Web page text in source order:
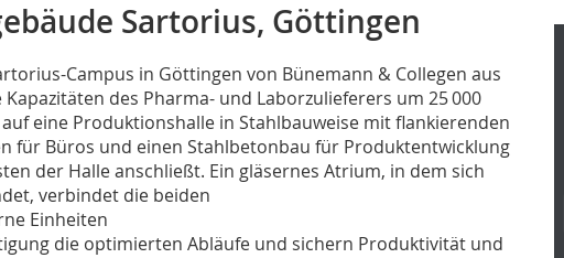
Sartorius, Göttingen
Campus in Göttingen von Bünemann & Collegen aus
des Pharma- und Laborzulieferers um 25 000
eine Produktionshalle in Stahlbauweise mit flankierenden
für Büros und einen Stahlbetonbau für Produktentwicklung
der Halle anschließt. Ein gläser­nes Atrium, in dem sich
verbindet die beiden
Einheiten
die optimierten Abläufe und sichern Produktivität und